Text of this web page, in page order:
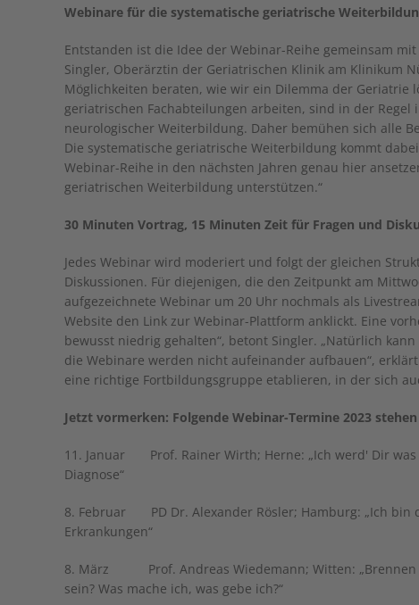
Webinare für die systematische geriatrische
Entstanden ist die Idee der Webinar-Reihe gemeinsam
Singler, Oberärztin der Geriatrischen Klinik am Klinikum
Möglichkeiten beraten, wie wir ein Dilemma der Geriatrie
geriatrischen Fachabteilungen arbeiten, sind in der
neurologischer Weiterbildung. Daher bemühen sich alle
Die systematische geriatrische Weiterbildung kommt
Webinar-Reihe in den nächsten Jahren genau hier
geriatrischen Weiterbildung unterstützen.“
30 Minuten Vortrag, 15 Minuten Zeit für Fragen und
Jedes Webinar wird moderiert und folgt der gleichen
Diskussionen. Für diejenigen, die den Zeitpunkt am
aufgezeichnete Webinar um 20 Uhr nochmals als
Website den Link zur Webinar-Plattform anklickt. Eine
bewusst niedrig gehalten“, betont Singler. „Natürlich
die Webinare werden nicht aufeinander aufbauen“,
eine richtige Fortbildungsgruppe etablieren, in der sich
Jetzt vormerken: Folgende Webinar-Termine 2023
11. Januar Prof. Rainer Wirth; Herne: „Ich werd' Dir
Diagnose“
8. Februar PD Dr. Alexander Rösler; Hamburg: „Ich bin
Erkrankungen“
8. März Prof. Andreas Wiedemann; Witten: „Brennen
sein? Was mache ich, was gebe ich?“